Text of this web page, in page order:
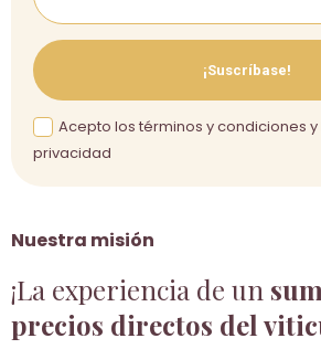
Nuestra misión
¡La experiencia de un
precios directos del
¡Suscríbase!
Acepto los términos y condiciones
privacidad